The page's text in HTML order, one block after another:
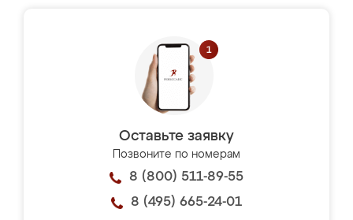
Оставьте заявку
Позвоните по номерам
8 (800) 511-89-55
8 (495) 665-24-01